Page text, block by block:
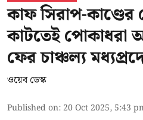
কাফ সিরাপ-কাণ্ডের
কাটতেই পোকাধরা
ফের চাঞ্চল্য
ওয়েব ডেস্ক
Published on: 20 Oct 2025, 5:43